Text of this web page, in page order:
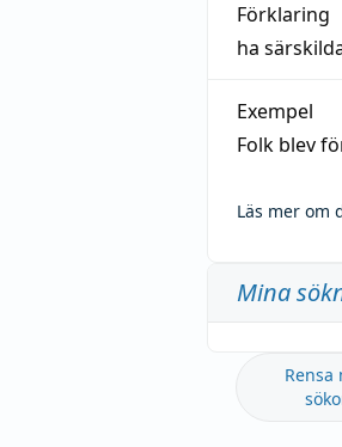
Förklaring
ha
Exempel
Folk blev
Läs mer om
Mina
Rensa